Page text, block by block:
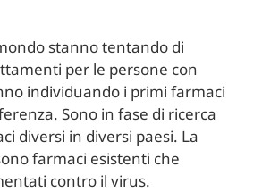
stanno tentando di
per le persone con
individuando i primi farmaci
Sono in fase di ricerca
diversi in diversi paesi. La
farmaci esistenti che
contro il virus.